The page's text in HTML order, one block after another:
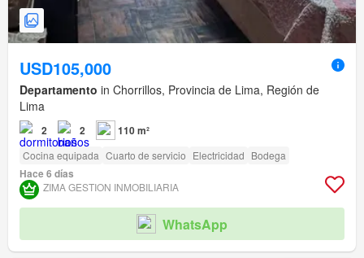
USD105,000
Departamento in Chorrillos, Provincia de Lima, Región de
Lima
2 2 110 m²
Cocina equipada Cuarto de servicio Electricidad Bodega
Hace 6 días
ZIMA GESTION INMOBILIARIA
WhatsApp